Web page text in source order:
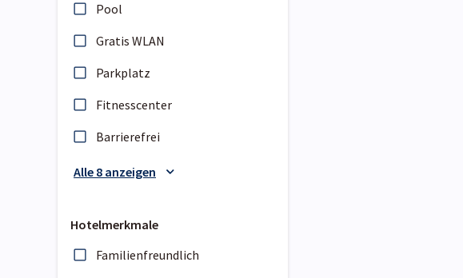
Pool
Gratis WLAN
Parkplatz
Fitnesscenter
Barrierefrei
Alle 8 anzeigen
Hotelmerkmale
Familienfreundlich